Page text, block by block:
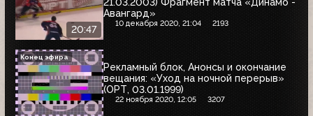
20:47
21.03.2003) Фрагмент матча «Динамо -
Авангард»
10 декабря 2020, 21:04 2193
Рекламный блок, Анонсы и окончание
вещания: «Уход на ночной перерыв»
(ОРТ, 03.01.1999)
22 ноября 2020, 12:05 3207
Конец эфира